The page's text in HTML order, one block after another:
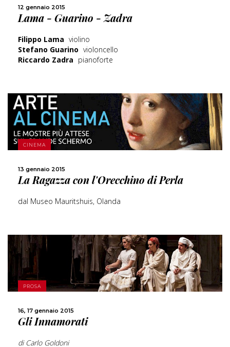
12 gennaio 2015
Lama - Guarino - Zadra
Filippo Lama violino
Stefano Guarino violoncello
Riccardo Zadra pianoforte
CONDIVIDI
CINEMA
13 gennaio 2015
La Ragazza con l'Orecchino di Perla
dal Museo Mauritshuis, Olanda
SCOPRI DI PIÙ
PROSA
16, 17 gennaio 2015
Gli Innamorati
di Carlo Goldoni
SCOPRI DI PIÙ